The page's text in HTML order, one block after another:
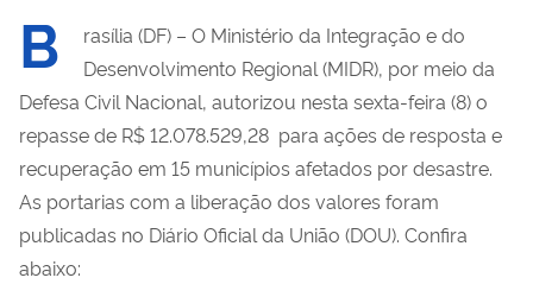
B
rasília (DF) – O Ministério da Integração e do
Desenvolvimento Regional (MIDR), por meio da
Defesa Civil Nacional, autorizou nesta sexta-feira (8) o
repasse de R$ 12.078.529,28 para ações de resposta e
recuperação em 15 municípios afetados por desastre.
As portarias com a liberação dos valores foram
publicadas no Diário Oficial da União (DOU). Confira
abaixo: